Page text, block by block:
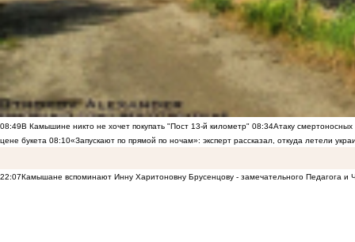
08:49В Камышине никто не хочет покупать "Пост 13-й километр" 08:34Атаку
цене букета 08:10«Запускают по прямой по ночам»: эксперт рассказал, откуда летели
22:07Камышане вспоминают Инну Харитоновну Брусенцову - замечательного Педагога и